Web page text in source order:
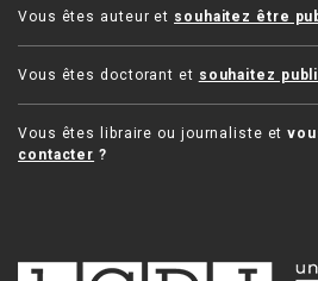
Vous êtes auteur et souhaitez être
Vous êtes doctorant et souhaitez
Vous êtes libraire ou journaliste et
contacter ?